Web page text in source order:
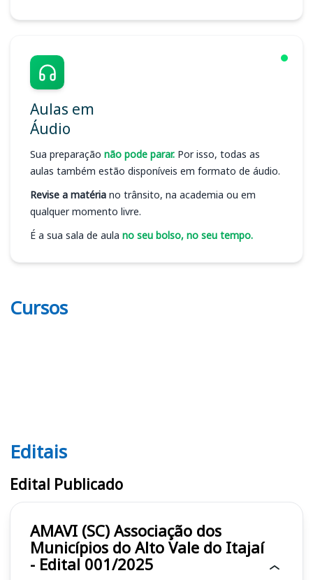
Aulas em
Áudio
Sua preparação não pode parar. Por isso, todas as
aulas também estão disponíveis em formato de áudio.
Revise a matéria no trânsito, na academia ou em
qualquer momento livre.
É a sua sala de aula no seu bolso, no seu tempo.
Cursos
Editais AMAVI (SC)
Editais
Edital Publicado
AMAVI (SC) Associação dos
Municípios do Alto Vale do Itajaí
- Edital 001/2025